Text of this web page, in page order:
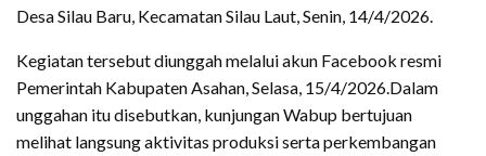
Desa Silau Baru, Kecamatan Silau Laut, Senin, 14/4/2026.
Kegiatan tersebut diunggah melalui akun Facebook resmi
Pemerintah Kabupaten Asahan, Selasa, 15/4/2026.Dalam
unggahan itu disebutkan, kunjungan Wabup bertujuan
melihat langsung aktivitas produksi serta perkembangan